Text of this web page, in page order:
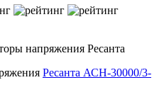
Ресанта АСН-30000/3-